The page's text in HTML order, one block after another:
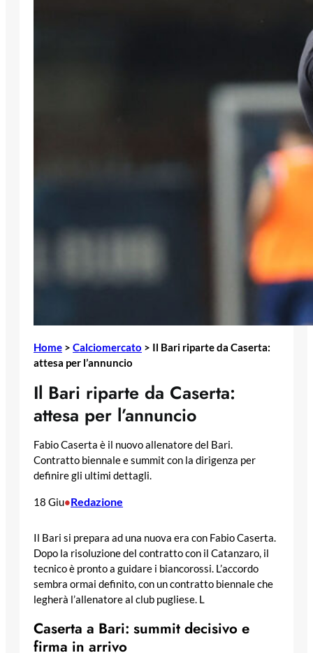
Home > Calciomercato > Il Bari riparte da Caserta:
attesa per l’annuncio
Il Bari riparte da Caserta:
attesa per l’annuncio
Fabio Caserta è il nuovo allenatore del Bari.
Contratto biennale e summit con la dirigenza per
definire gli ultimi dettagli.
18 Giu•Redazione
Il Bari si prepara ad una nuova era con Fabio Caserta.
Dopo la risoluzione del contratto con il Catanzaro, il
tecnico è pronto a guidare i biancorossi. L’accordo
sembra ormai definito, con un contratto biennale che
legherà l’allenatore al club pugliese. L
Caserta a Bari: summit decisivo e
firma in arrivo